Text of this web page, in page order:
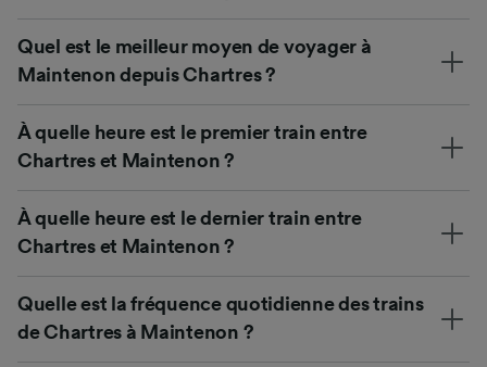
Quel est le meilleur moyen de voyager à
Maintenon depuis Chartres ?
À quelle heure est le premier train entre
Chartres et Maintenon ?
À quelle heure est le dernier train entre
Chartres et Maintenon ?
Quelle est la fréquence quotidienne des trains
de Chartres à Maintenon ?